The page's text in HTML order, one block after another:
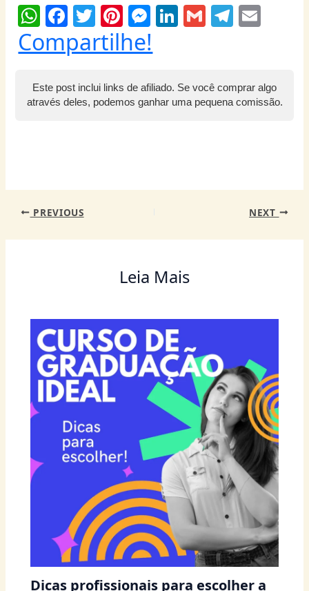
W
h
at
s
A
F
a
c
e
b
T
w
itt
er
Pi
nt
er
e
st
M
ss
e
n
Li
e
dI
G
l
T
g
ra
l
Compartilhe!
Este post inclui links de afiliado. Se você comprar algo
através deles, podemos ganhar uma pequena comissão.
PREVIOUS NEXT
Leia Mais
Dicas profissionais para escolher a